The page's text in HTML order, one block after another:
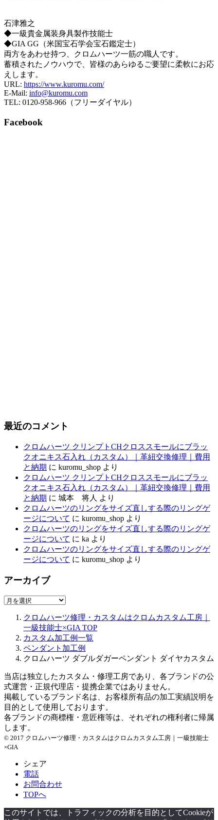
石津雅之
◆一級貴金属装身具製作技能士
◆GIA GG（米国宝石学会宝石鑑定士）
両方をあわせ持つ、クロムハーツ一筋の職人です。
蓄積されたノウハウで、皆様のあらゆるご要望に柔軟にお応
えします。
URL: https://www.kuromu.com/
E-Mail: info@kuromu.com
TEL: 0120-958-966（フリーダイヤル）
Facebook
最近のコメント
クロムハーツ クリンプトCHクロススモールにブラッ
クオニキス石入れ（カスタム）｜革紐交換修理｜費用
と納期 に kuromu_shop より
クロムハーツ クリンプトCHクロススモールにブラッ
クオニキス石入れ（カスタム）｜革紐交換修理｜費用
と納期 に 城本 将人 より
クロムハーツのリングをサイズ直しする際のリングゲ
ージについて に kuromu_shop より
クロムハーツのリングをサイズ直しする際のリングゲ
ージについて に ka より
クロムハーツのリングをサイズ直しする際のリングゲ
ージについて に kuromu_shop より
アーカイブ
ア
クロムハーツ修理・カスタムはクロムカスタム工房｜
一級技能士×GIA TOP
カスタム加工例一覧
ペンダント加工例
クロムハーツ ダブルダガーペンダント ダイヤカスタム
当店は独立したカスタム・修理工房であり、各ブランドの公
式運営・正規代理店・提携企業ではありません。
掲載しているブランド名は、お客様所有品の加工実績説明を
目的として使用しております。
各ブランドの商標権・意匠権等は、それぞれの権利者に帰属
します。
© 2017 クロムハーツ修理・カスタムはクロムカスタム工房｜一級技能士
×GIA
シェア
電話
お問合わせ
TOPへ
このサイトでは、トラフィックの分析を目的としてCookieが